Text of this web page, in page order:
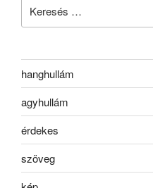
hanghullám
agyhullám
érdekes
szöveg